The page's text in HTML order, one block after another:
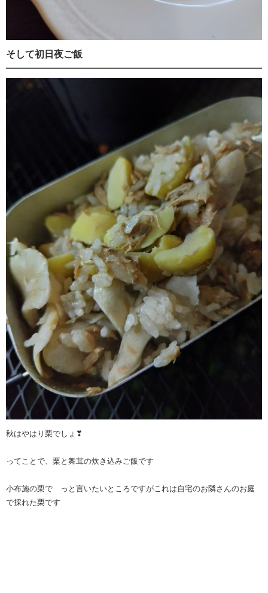
そして初日夜ご飯
秋はやはり栗でしょ❣
ってことで、栗と舞茸の炊き込みご飯です
小布施の栗で っと言いたいところですがこれは自宅のお隣さんのお庭
で採れた栗です